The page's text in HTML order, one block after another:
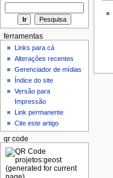
ferramentas
Links para cá
Alterações recentes
Gerenciador de mídias
Índice do site
Versão para
Impressão
Link permanente
Cite este artigo
qr code